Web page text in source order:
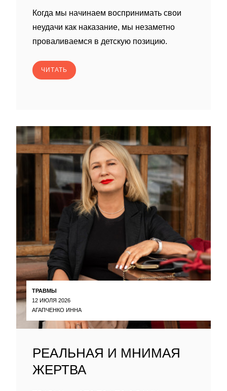
Когда мы начинаем воспринимать свои
неудачи как наказание, мы незаметно
проваливаемся в детскую позицию.
ЧИТАТЬ
ТРАВМЫ
12 ИЮЛЯ 2026
АГАПЧЕНКО ИННА
РЕАЛЬНАЯ И МНИМАЯ
ЖЕРТВА